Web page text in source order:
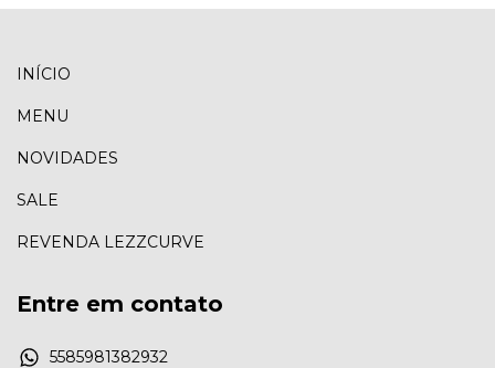
INÍCIO
MENU
NOVIDADES
SALE
REVENDA LEZZCURVE
Entre em contato
5585981382932